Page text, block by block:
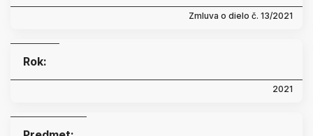
Zmluva o dielo č. 13/2021
Rok:
2021